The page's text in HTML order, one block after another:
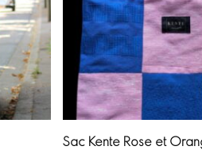
Ajouter au
Sac Kente Rose et